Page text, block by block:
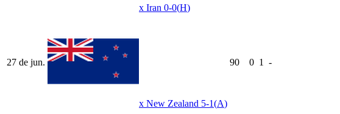
x Iran 0-0(H)
27 de jun.
x New Zealand 5-1(A)
90 0 1 -